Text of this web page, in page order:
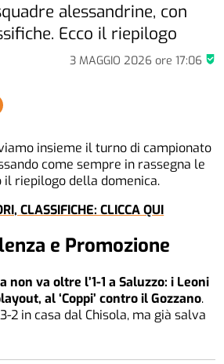
3 MAGGIO 2026 ore 17:06
alessandrine, con
Ecco il riepilogo
insieme il turno di campionato
come sempre in rassegna le
il riepilogo della domenica.
CLASSIFICHE: CLICCA QUI
e Promozione
non va oltre l’1-1 a Saluzzo: i Leoni
al ‘Coppi’ contro il Gozzano.
2 in casa dal Chisola, ma già salva